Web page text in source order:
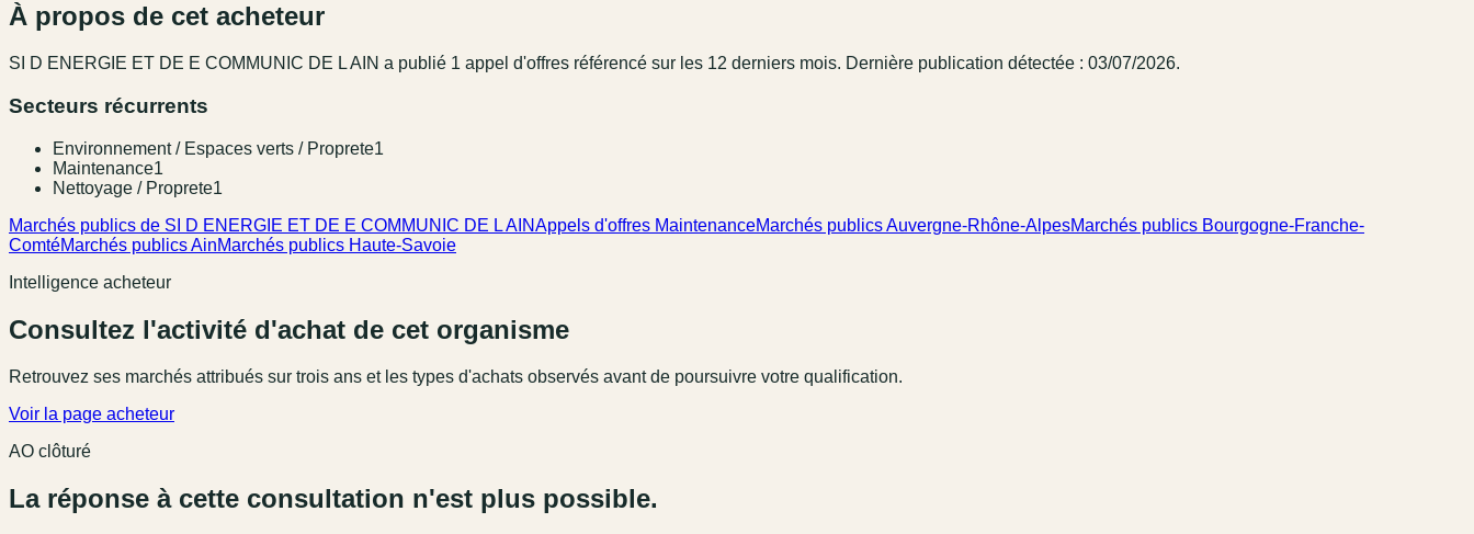
À propos de cet acheteur
SI D ENERGIE ET DE E COMMUNIC DE L AIN a publié 1 appel d'offres référencé sur les 12 derniers mois. Dernière publication détectée : 03/07/2026.
Secteurs récurrents
Environnement / Espaces verts / Proprete1
Maintenance1
Nettoyage / Proprete1
Marchés publics de SI D ENERGIE ET DE E COMMUNIC DE L AINAppels d'offres MaintenanceMarchés publics Auvergne-Rhône-AlpesMarchés publics Bourgogne-Franche-
ComtéMarchés publics AinMarchés publics Haute-Savoie
Intelligence acheteur
Consultez l'activité d'achat de cet organisme
Retrouvez ses marchés attribués sur trois ans et les types d'achats observés avant de poursuivre votre qualification.
Voir la page acheteur
AO clôturé
La réponse à cette consultation n'est plus possible.